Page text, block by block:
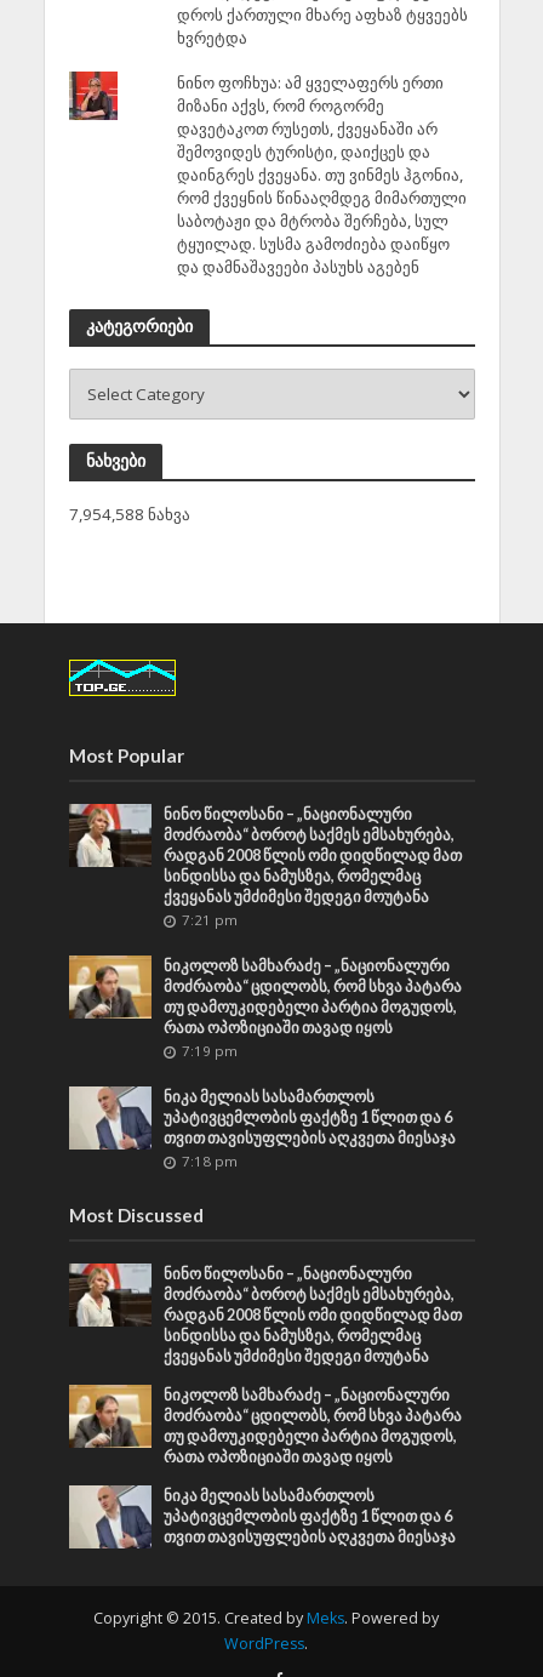
დროს ქართული მხარე აფხაზ ტყვეებს
ხვრეტდა
ნინო ფოჩხუა: ამ ყველაფერს ერთი
მიზანი აქვს, რომ როგორმე
დავეტაკოთ რუსეთს, ქვეყანაში არ
შემოვიდეს ტურისტი, დაიქცეს და
დაინგრეს ქვეყანა. თუ ვინმეს ჰგონია,
რომ ქვეყნის წინააღმდეგ მიმართული
საბოტაჟი და მტრობა შერჩება, სულ
ტყუილად. სუსმა გამოძიება დაიწყო
და დამნაშავეები პასუხს აგებენ
კატეგორიები
ნახვები
7,954,588 ნახვა
Most Popular
ნინო წილოსანი – „ნაციონალური
მოძრაობა“ ბოროტ საქმეს ემსახურება,
რადგან 2008 წლის ომი დიდწილად მათ
სინდისსა და ნამუსზეა, რომელმაც
ქვეყანას უმძიმესი შედეგი მოუტანა
7:21 pm
ნიკოლოზ სამხარაძე – „ნაციონალური
მოძრაობა“ ცდილობს, რომ სხვა პატარა
თუ დამოუკიდებელი პარტია მოგუდოს,
რათა ოპოზიციაში თავად იყოს
7:19 pm
ნიკა მელიას სასამართლოს
უპატივცემლობის ფაქტზე 1 წლით და 6
თვით თავისუფლების აღკვეთა მიესაჯა
7:18 pm
Most Discussed
ნინო წილოსანი – „ნაციონალური
მოძრაობა“ ბოროტ საქმეს ემსახურება,
რადგან 2008 წლის ომი დიდწილად მათ
სინდისსა და ნამუსზეა, რომელმაც
ქვეყანას უმძიმესი შედეგი მოუტანა
ნიკოლოზ სამხარაძე – „ნაციონალური
მოძრაობა“ ცდილობს, რომ სხვა პატარა
თუ დამოუკიდებელი პარტია მოგუდოს,
რათა ოპოზიციაში თავად იყოს
ნიკა მელიას სასამართლოს
უპატივცემლობის ფაქტზე 1 წლით და 6
თვით თავისუფლების აღკვეთა მიესაჯა
Copyright © 2015. Created by Meks. Powered by
WordPress.